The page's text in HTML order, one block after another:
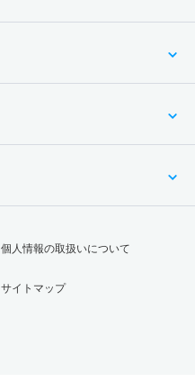
個人情報の取扱いについて
サイトマップ